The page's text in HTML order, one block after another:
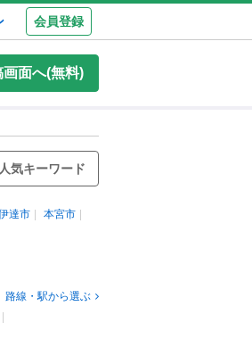
会員登録
画面へ(無料)
人気キーワード
達市
本宮市
路線・駅から選ぶ